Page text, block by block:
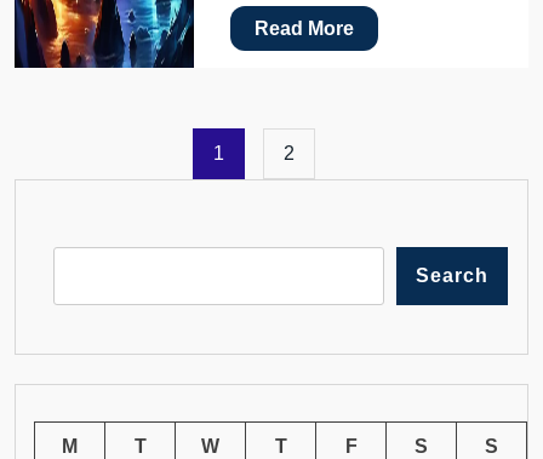
Read More
1 2
Search
M T W T F S S